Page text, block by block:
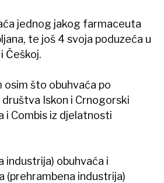
jednog jakog farmaceuta
te još 4 svoja poduzeća u
Češkoj.
što obuhvaća po
Iskon i Crnogorski
i Combis iz djelatnosti
industrija) obuhvaća i
(prehrambena industrija)